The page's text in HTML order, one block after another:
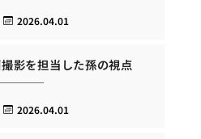
2026.04.01
影を担当した孫の視点
2026.04.01